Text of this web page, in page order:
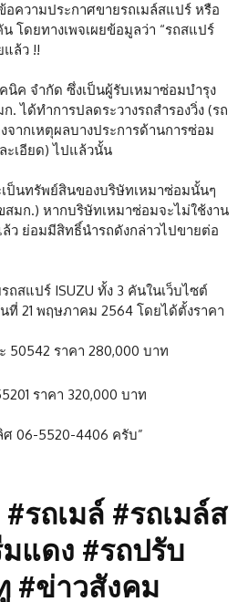
อความประกาศขายรถเมล์สแปร์ หรือ
น โดยทางเพจเผยข้อมูลว่า “รถสแปร์
แล้ว !!
นิค จำกัด ซึ่งเป็นผู้รับเหมาซ่อมบำรุง
. ได้ทำการปลดระวางรถสำรองวิ่ง (รถ
จากเหตุผลบางประการด้านการซ่อม
ะเอียด) ไปแล้วนั้น
ป็นทรัพย์สินของบริษัทเหมาซ่อมนั้นๆ
มก.) หากบริษัทเหมาซ่อมจะไม่ใช้งาน
ว ย่อมมีสิทธิ์นำรถดังกล่าวไปขายต่อ
สแปร์ ISUZU ทั้ง 3 คันในเว็บไซต์
ที่ 21 พฤษภาคม 2564 โดยได้ตั้งราคา
50542 ราคา 280,000 บาท
ราคา 320,000 บาท
06-5520-4406 ครับ”
รถเมล์ #รถเมล์ส
แดง #รถปรับ
#ข่าวสังคม